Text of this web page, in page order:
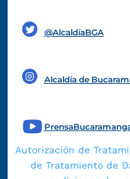
@AlcaldíaBGA
Alcaldía de
Autorización de
de Tratamiento de